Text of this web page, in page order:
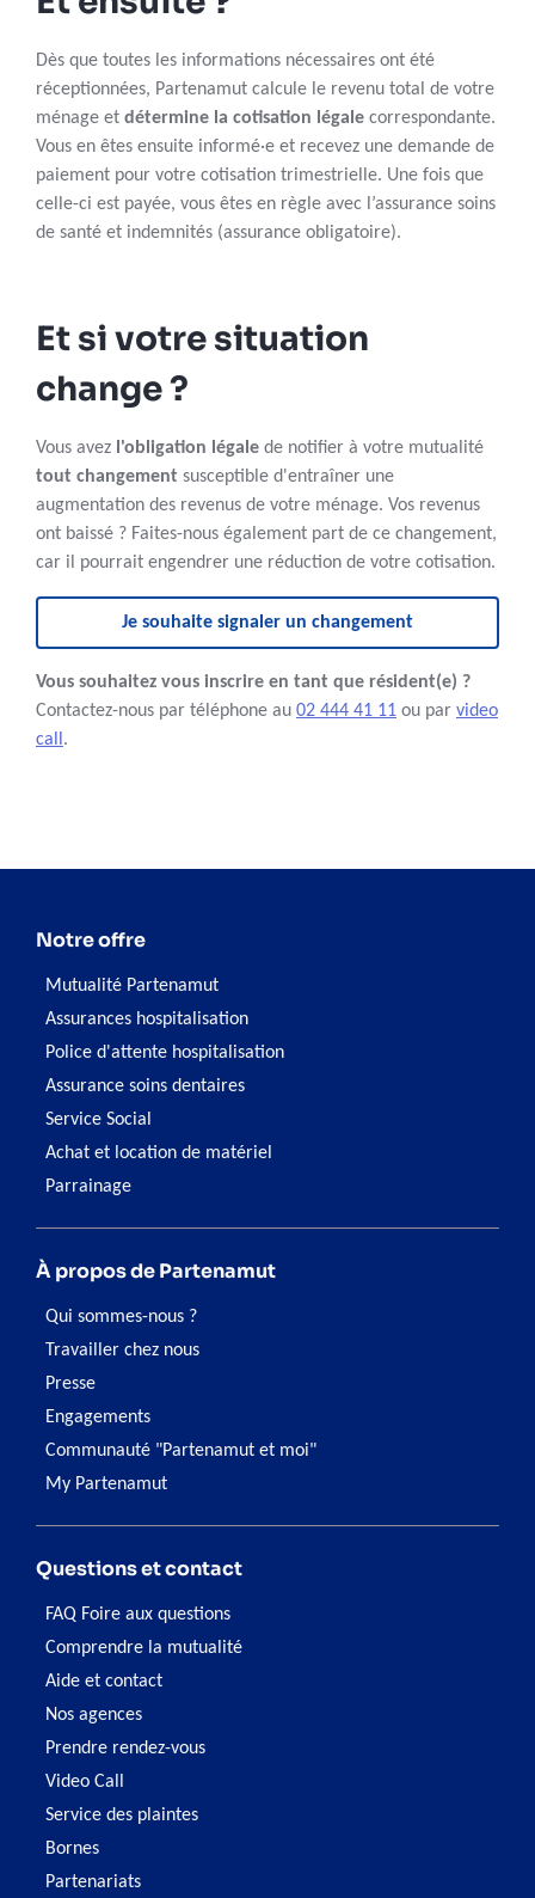
Dès que toutes les informations nécessaires ont été
réceptionnées, Partenamut calcule le revenu total de votre
ménage et détermine la cotisation légale correspondante.
Vous en êtes ensuite informé·e et recevez une demande de
paiement pour votre cotisation trimestrielle. Une fois que
celle-ci est payée, vous êtes en règle avec l’assurance soins
de santé et indemnités (assurance obligatoire).
Et si votre situation
change ?
Vous avez l'obligation légale de notifier à votre mutualité
tout changement susceptible d'entraîner une
augmentation des revenus de votre ménage. Vos revenus
ont baissé ? Faites-nous également part de ce changement,
car il pourrait engendrer une réduction de votre cotisation.
Je souhaite signaler un changement
Vous souhaitez vous inscrire en tant que résident(e) ?
Contactez-nous par téléphone au 02 444 41 11 ou par video
call .
Notre offre
Mutualité Partenamut
Assurances hospitalisation
Police d'attente hospitalisation
Assurance soins dentaires
Service Social
Achat et location de matériel
Parrainage
À propos de Partenamut
Qui sommes-nous ?
Travailler chez nous
Presse
Engagements
Communauté "Partenamut et moi"
My Partenamut
Questions et contact
FAQ Foire aux questions
Comprendre la mutualité
Aide et contact
Nos agences
Prendre rendez-vous
Video Call
Service des plaintes
Bornes
Partenariats